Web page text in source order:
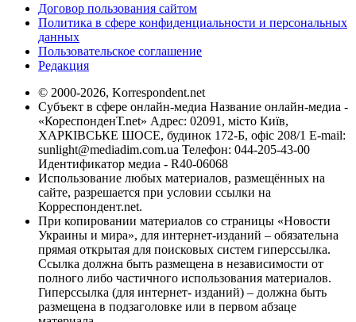
Договор пользования сайтом
Политика в сфере конфиденциальности и персональных
данных
Пользовательское соглашение
Редакция
© 2000-2026, Korrespondent.net
Субъект в сфере онлайн-медиа Название онлайн-медиа -
«КореспонденТ.net» Адрес: 02091, місто Київ,
ХАРКІВСЬКЕ ШОСЕ, будинок 172-Б, офіс 208/1 E-mail:
sunlight@mediadim.com.ua Телефон: 044-205-43-00
Идентификатор медиа - R40-06068
Использование любых материалов, размещённых на
сайте, разрешается при условии ссылки на
Корреспондент.net.
При копировании материалов со страницы «Новости
Украины и мира», для интернет-изданий – обязательна
прямая открытая для поисковых систем гиперссылка.
Ссылка должна быть размещена в независимости от
полного либо частичного использования материалов.
Гиперссылка (для интернет- изданий) – должна быть
размещена в подзаголовке или в первом абзаце